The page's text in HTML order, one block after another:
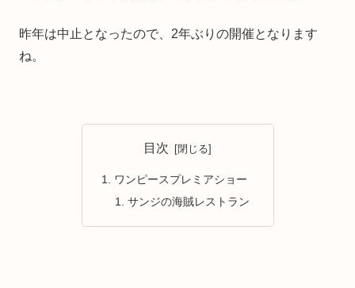
昨年は中止となったので、2年ぶりの開催となります
ね。
目次
ワンピースプレミアショー
サンジの海賊レストラン